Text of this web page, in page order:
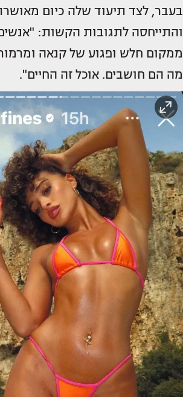
בעבר, לצד תיעוד שלה כיום
והתייחסה לתגובות הקשות:
ממקום חלש ופגוע של קנאה
מה הם חושבים. אוכל זה החיים".